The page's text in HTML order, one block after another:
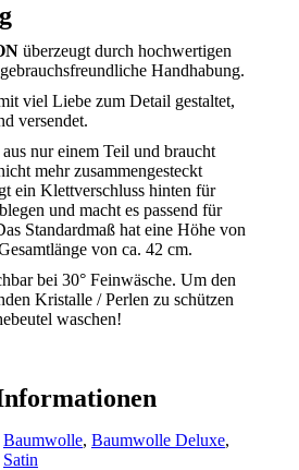
überzeugt durch hochwertigen
Handhabung.
viel Liebe zum Detail gestaltet,
versendet.
nur einem Teil und braucht
mehr zusammengesteckt
ein Klettverschluss hinten für
und macht es passend für
Standardmaß hat eine Höhe von
von ca. 42 cm.
bei 30° Feinwäsche. Um den
Kristalle / Perlen zu schützen
waschen!
Baumwolle, Baumwolle Deluxe,
Satin